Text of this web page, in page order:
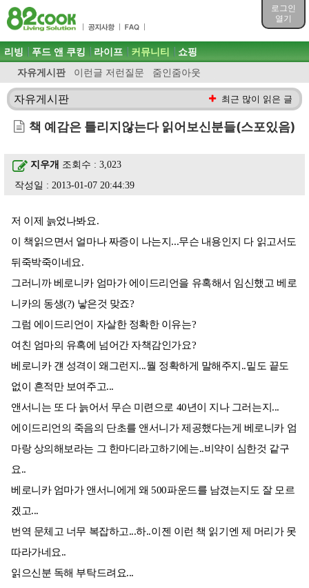
로그인
열기
목차
주메뉴 바로가기
컨텐츠 바로가기
검색 바로가기
로그인 바로가기
주메뉴
리빙 푸드 앤 쿠킹 라이프 커뮤니티
자유게시판 이런글 저런질문 줌인줌아웃
쇼핑
자유게시판 최근 많이 읽은 글
책 예감은 틀리지않는다 읽어보신분들(스포있음)
지우개 조회수 : 3,023
작성일 : 2013-01-07 20:44:39
저 이제 늙었나봐요.
이 책읽으면서 얼마나 짜증이 나는지...무슨 내용인지 다 읽고서도
뒤죽박죽이네요.
그러니까 베로니카 엄마가 에이드리언을 유혹해서 임신했고 베로
니카의 동생(?) 낳은것 맞죠?
그럼 에이드리언이 자살한 정확한 이유는?
여친 엄마의 유혹에 넘어간 자책감인가요?
베로니카 걘 성격이 왜그런지...뭘 정확하게 말해주지..밑도 끝도
없이 흔적만 보여주고...
앤서니는 또 다 늙어서 무슨 미련으로 40년이 지나 그러는지...
에이드리언의 죽음의 단초를 앤서니가 제공했다는게 베로니카 엄
마랑 상의해보라는 그 한마디라고하기에는..비약이 심한것 같구
요..
베로니카 엄마가 앤서니에게 왜 500파운드를 남겼는지도 잘 모르
겠고...
번역 문체고 너무 복잡하고...하..이젠 이런 책 읽기엔 제 머리가 못
따라가네요..
읽으신분 독해 부탁드려요...